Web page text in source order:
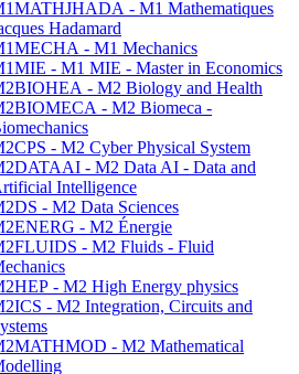
- M1 Mathematiques
Hadamard
- M1 Mechanics
- M1 MIE - Master in Economics
- M2 Biology and Health
- M2 Biomeca -
- M2 Cyber Physical System
- M2 Data AI - Data and
Intelligence
- M2 Data Sciences
- M2 Énergie
- M2 Fluids - Fluid
- M2 High Energy physics
- M2 Integration, Circuits and
- M2 Mathematical